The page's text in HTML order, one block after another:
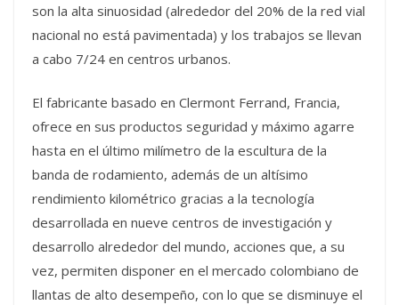
son la alta sinuosidad (alrededor del 20% de la red vial
nacional no está pavimentada) y los trabajos se llevan
a cabo 7/24 en centros urbanos.
El fabricante basado en Clermont Ferrand, Francia,
ofrece en sus productos seguridad y máximo agarre
hasta en el último milímetro de la escultura de la
banda de rodamiento, además de un altísimo
rendimiento kilométrico gracias a la tecnología
desarrollada en nueve centros de investigación y
desarrollo alrededor del mundo, acciones que, a su
vez, permiten disponer en el mercado colombiano de
llantas de alto desempeño, con lo que se disminuye el